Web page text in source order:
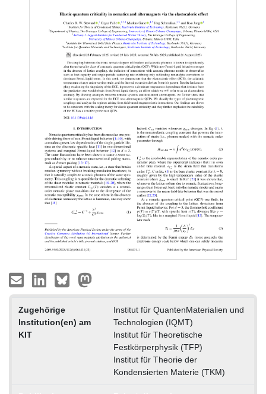
Zugehörige
Institution(en) am
KIT
Institut für QuantenMaterialien und
Technologien (IQMT)
Institut für Theoretische
Festkörperphysik (TFP)
Institut für Theorie der
Kondensierten Materie (TKM)